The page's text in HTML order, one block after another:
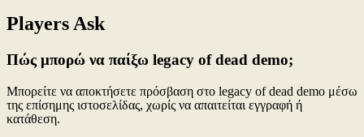
Players Ask
Πώς μπορώ να παίξω legacy of dead demo;
Μπορείτε να αποκτήσετε πρόσβαση στο legacy of dead demo μέσω
της επίσημης ιστοσελίδας, χωρίς να απαιτείται εγγραφή ή
κατάθεση.